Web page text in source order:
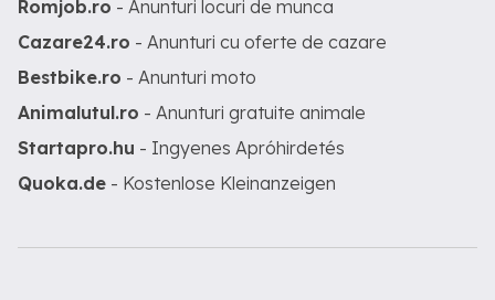
Romjob.ro - Anunturi locuri de munca
Cazare24.ro - Anunturi cu oferte de cazare
Bestbike.ro - Anunturi moto
Animalutul.ro - Anunturi gratuite animale
Startapro.hu - Ingyenes Apróhirdetés
Quoka.de - Kostenlose Kleinanzeigen